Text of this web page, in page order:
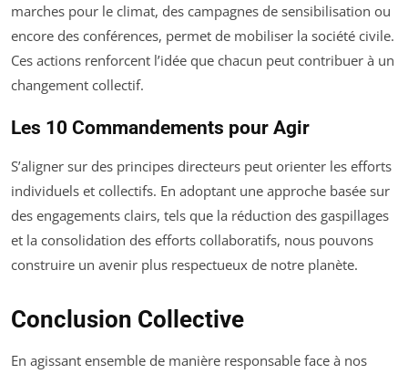
marches pour le climat, des campagnes de sensibilisation ou
encore des conférences, permet de mobiliser la société civile.
Ces actions renforcent l’idée que chacun peut contribuer à un
changement collectif.
Les 10 Commandements pour Agir
S’aligner sur des principes directeurs peut orienter les efforts
individuels et collectifs. En adoptant une approche basée sur
des engagements clairs, tels que la réduction des gaspillages
et la consolidation des efforts collaboratifs, nous pouvons
construire un avenir plus respectueux de notre planète.
Conclusion Collective
En agissant ensemble de manière responsable face à nos